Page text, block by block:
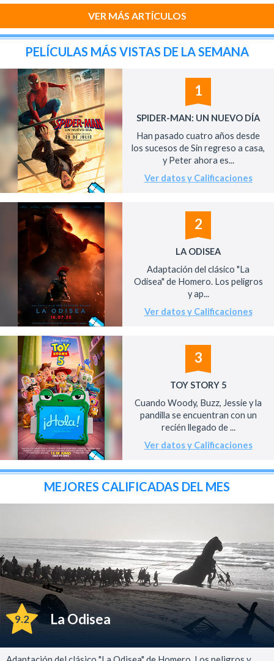
VER MÁS ARTÍCULOS
PELÍCULAS MÁS VISTAS DE LA SEMANA
1
SPIDER-MAN: UN NUEVO DÍA
Han pasado cuatro años desde
los sucesos de Sin regreso a casa,
y Peter ahora es...
Ver datos y Calificaciones
2
LA ODISEA
Adaptación del clásico "La
Odisea" de Homero. Los peligros
y ap...
Ver datos y Calificaciones
3
TOY STORY 5
Cuando Woody, Buzz, Jessie y la
pandilla se encuentran con un
recién llegado de ...
Ver datos y Calificaciones
MEJORES CALIFICADAS DEL MES
9.2 La Odisea